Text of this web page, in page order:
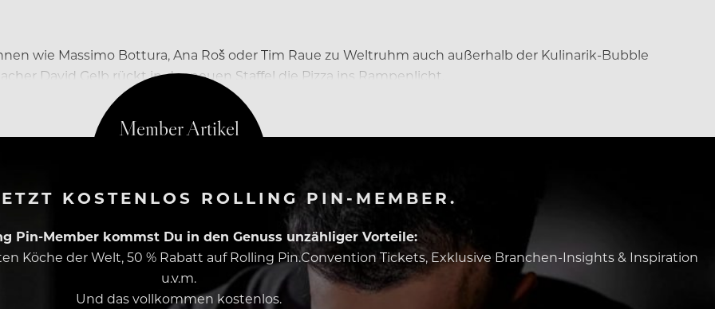
wie Massimo Bottura, Ana Roš oder Tim Raue zu Weltruhm auch außerhalb der Kulinarik-Bubble
David Gelb rückt in der neuen Staffel die Pizza ins Rampenlicht.
KOSTENLOS ROLLING PIN-MEMBER.
Pin-Member kommst Du in den Genuss unzähliger Vorteile:
Köche der Welt, 50 % Rabatt auf Rolling Pin.Convention Tickets, Exklusive Branchen-Insights & Inspiration
u.v.m.
Und das vollkommen kostenlos.